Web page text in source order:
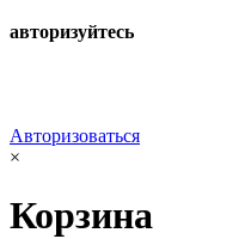
авторизуйтесь
Авторизоваться
×
Корзина